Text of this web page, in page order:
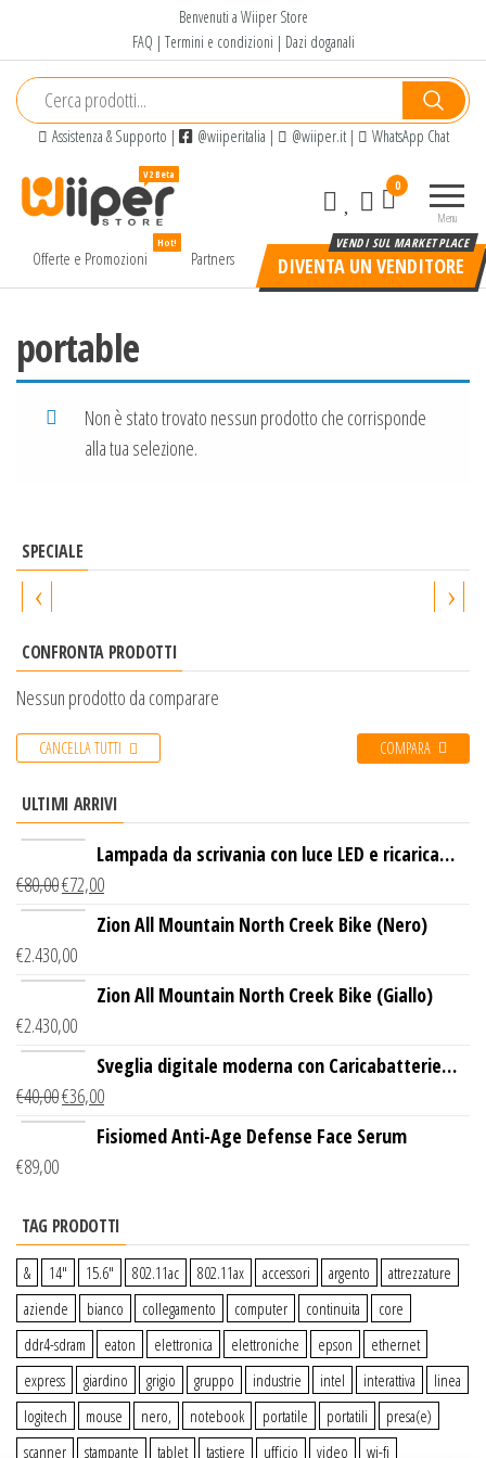
contenuto
Benvenuti a Wiiper Store
FAQ | Termini e condizioni | Dazi doganali
Assistenza & Supporto | @wiiperitalia | @wiiper.it| WhatsApp Chat
alta
Menu
0
Offerte e Promozioni
Hot!
Partners DIVENTA UN VENDITORE
portable
Non è stato trovato nessun prodotto che corrisponde
alla tua selezione.
SPECIALE
‹ ›
CONFRONTA PRODOTTI
Nessun prodotto da comparare
CANCELLA TUTTI COMPARA
ULTIMI ARRIVI
Lampada da scrivania con luce LED e ricarica
wireless
€80,00€72,00
Zion All Mountain North Creek Bike (Nero)
€2.430,00
Zion All Mountain North Creek Bike (Giallo)
€2.430,00
Sveglia digitale moderna con Caricabatterie
Wireless Qi
€40,00€36,00
Fisiomed Anti-Age Defense Face Serum
€89,00
TAG PRODOTTI
& 14″ 15.6″ 802.11ac 802.11ax accessori argento
attrezzature
aziende
bianco collegamento computer continuita
core
ddr4-sdram
eaton elettronica elettroniche epson
ethernet
express
giardino grigio gruppo industrie intel interattiva
linea
logitech
mouse nero, notebook portatile portatili
presa(e)
scanner
stampante tablet tastiere ufficio video wi-fi